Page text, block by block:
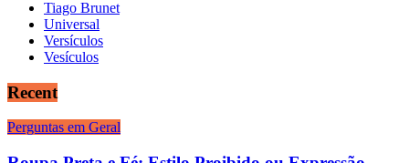
Tiago Brunet
Universal
Versículos
Vesículos
Recent
Perguntas em Geral